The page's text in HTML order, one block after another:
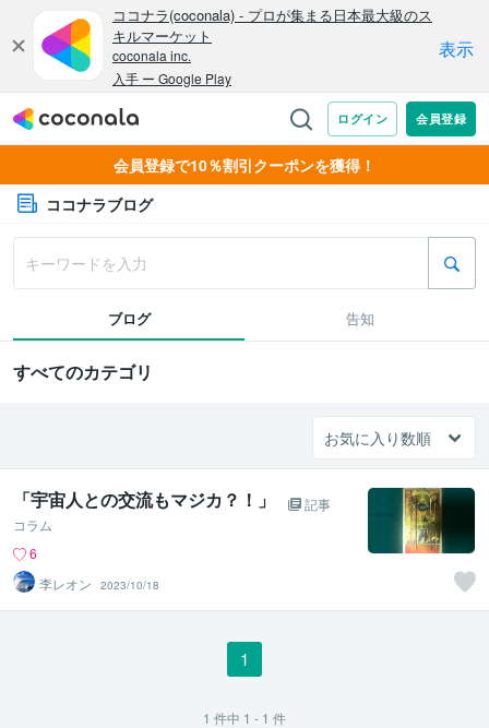
会員登録で10％割引クーポンを獲得！
ココナラブログ
ブログ 告知
すべてのカテゴリ
「宇宙人との交流もマジカ？！」
記事
コラム
6
李レオン
2023/10/18
1
1 件中 1 - 1 件